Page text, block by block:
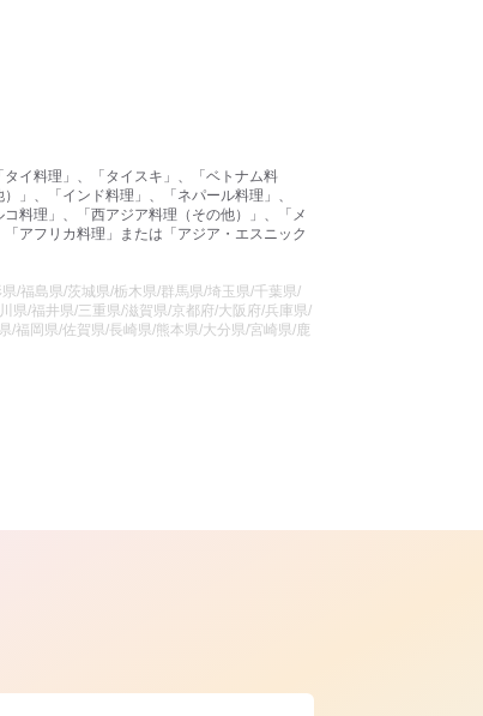
イ料理」、「タイスキ」、「ベトナム料
」、「インド料理」、「ネパール料理」、
料理」、「西アジア料理（その他）」、「メ
アフリカ料理」または「アジア・エスニック
/福島県/茨城県/栃木県/群馬県/埼玉県/千葉県/
県/福井県/三重県/滋賀県/京都府/大阪府/兵庫県/
/福岡県/佐賀県/長崎県/熊本県/大分県/宮崎県/鹿